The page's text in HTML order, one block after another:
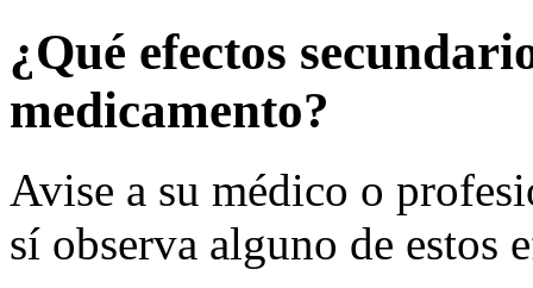
¿Qué efectos
medicamento?
Avise a su médico o
sí observa alguno de estos